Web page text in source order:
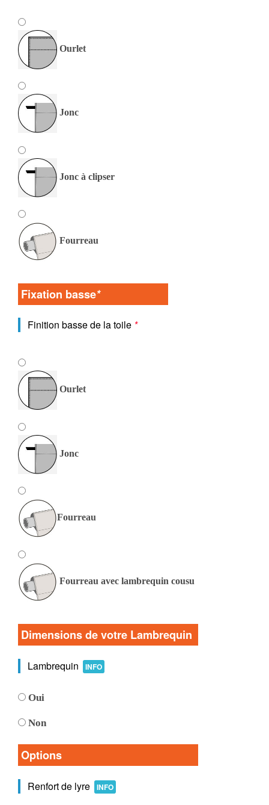
Ourlet
Jonc
Jonc à clipser
Fourreau
Fixation basse*
Finition basse de la toile *
Ourlet
Jonc
Fourreau
Fourreau avec lambrequin cousu
Dimensions de votre Lambrequin
Lambrequin INFO
Oui
Non
Options
Renfort de lyre INFO